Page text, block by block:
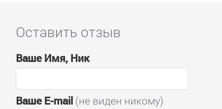
Оставить отзыв
Ваше Имя, Ник
Ваше E-mail(не виден никому)